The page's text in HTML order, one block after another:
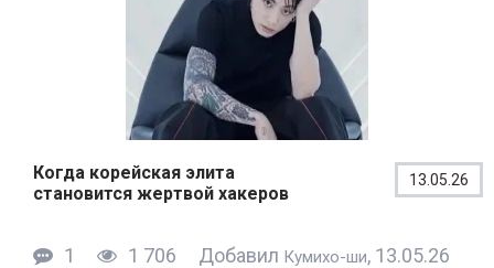
Когда корейская элита
становится жертвой хакеров
13.05.26
1 1 706 Добавил Кумихо-ши, 13.05.26